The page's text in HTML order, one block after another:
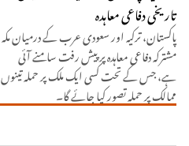
تاریخی دفاعی معاہدہ
پاکستان، ترکیہ اور سعودی عرب کے درمیان مکہ
مشترکہ دفاعی معاہدہ پر پیش رفت سامنے آئی
ہے، جس کے تحت کسی ایک ملک پر حملہ تینوں
ممالک پر حملہ تصور کیا جائے گا۔